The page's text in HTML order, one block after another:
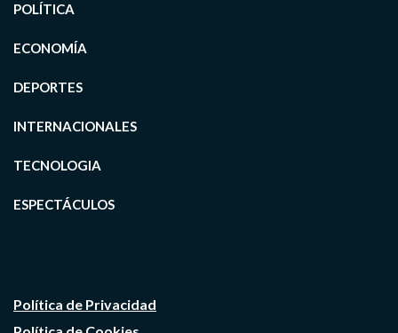
POLÍTICA
ECONOMÍA
DEPORTES
INTERNACIONALES
TECNOLOGIA
ESPECTÁCULOS
Política de Privacidad